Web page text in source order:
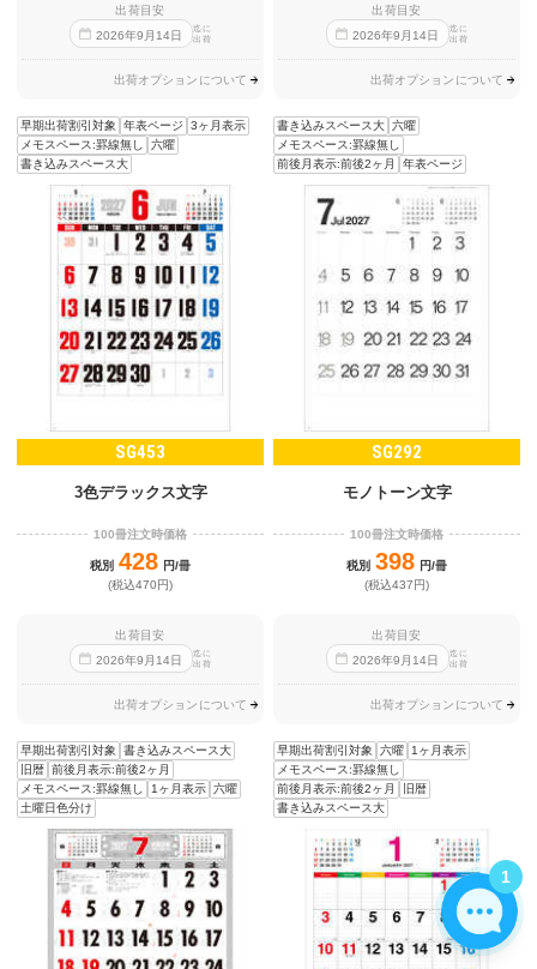
出荷目安
2026年9 月14日
迄に
出荷
出荷オプションについて
早期出荷割引対象 年表ページ
3ヶ月表示
メモスペース:罫線無し
六曜
書き込みスペース大
出荷目安
2026年9 月14日
迄に
出荷
出荷オプションについて
書き込みスペース大 六曜
メモスペース:罫線無し
前後月表示:前後2ヶ月
年表ページ
SG453
3色デラックス文字
100冊注文時価格
税別 428 円/冊
(税込470円)
出荷目安
2026年9 月14日
迄に
出荷
出荷オプションについて
早期出荷割引対象
書き込みスペース大
旧暦 前後月表示:前後2ヶ月
メモスペース:罫線無し
1ヶ月表示 六曜
土曜日色分け
SG292
モノトーン文字
100冊注文時価格
税別 398 円/冊
(税込437円)
出荷目安
2026年9 月14日
迄に
出荷
出荷オプションについて
早期出荷割引対象 六曜 1ヶ月表示
メモスペース:罫線無し
前後月表示:前後2ヶ月
旧暦
書き込みスペース大
1